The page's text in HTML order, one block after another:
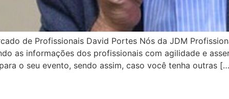
de Profissionais David Portes Nós da JDM
as informações dos profissionais com agilidade e
o seu evento, sendo assim, caso você tenha outras